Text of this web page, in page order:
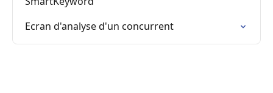
Ecran d'analyse d'un concurrent